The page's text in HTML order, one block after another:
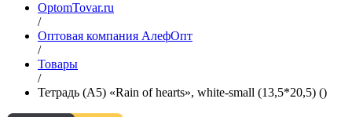
OptomTovar.ru
/
Оптовая компания АлефОпт
/
Товары
/
Тетрадь (A5) «Rain of hearts», white-small (13,5*20,5) ()